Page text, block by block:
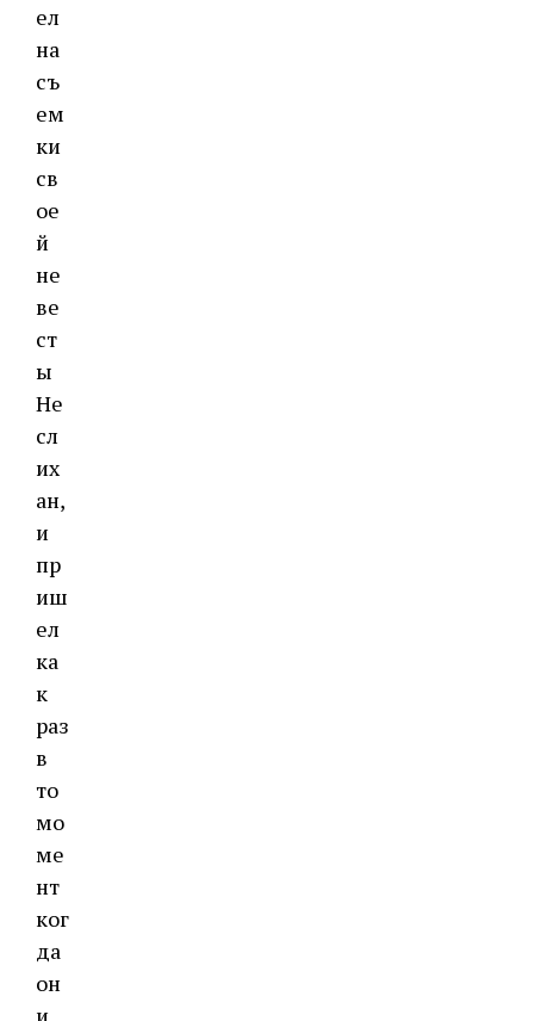
ел
на
съ
ем
ки
св
ое
й
не
ве
ст
ы
Не
сл
их
ан,
и
пр
иш
ел
ка
к
раз
в
то
мо
ме
нт
ког
да
он
и